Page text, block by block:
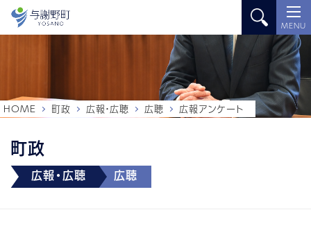
MENU
町政
広報・広聴 広聴
HOME 町政 広報・広聴 広聴 広報アンケート